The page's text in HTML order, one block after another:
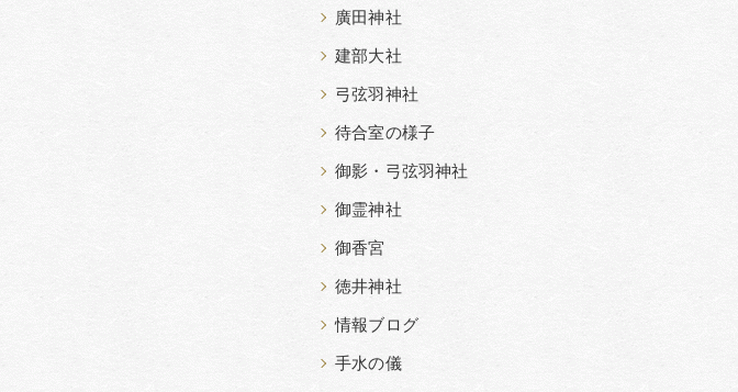
廣田神社
建部大社
弓弦羽神社
待合室の様子
御影・弓弦羽神社
御霊神社
御香宮
徳井神社
情報ブログ
手水の儀